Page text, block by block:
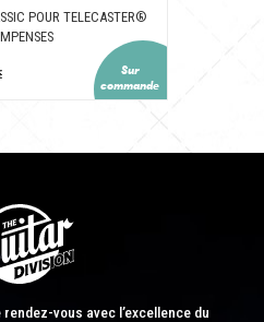
POUR TELECASTER®
vous avec l’excellence du